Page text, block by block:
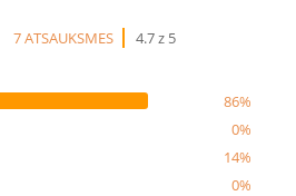
7 ATSAUKSMES 4.7 z 5
86%
0%
14%
0%